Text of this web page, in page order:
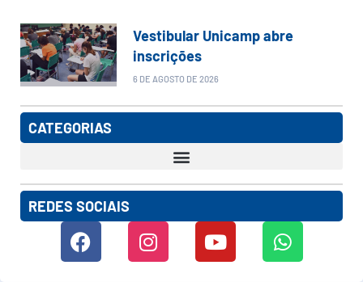
Vestibular Unicamp abre
inscrições
6 DE AGOSTO DE 2026
CATEGORIAS
REDES SOCIAIS